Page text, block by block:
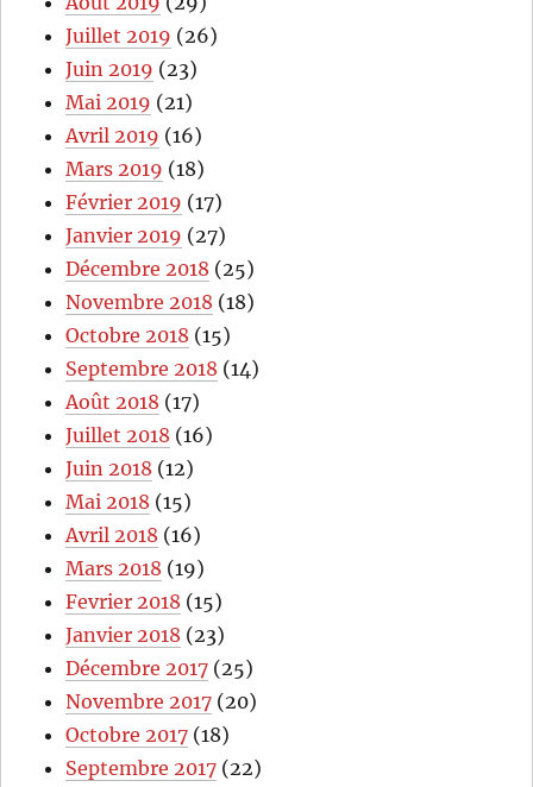
Juillet 2019 (26)
Juin 2019 (23)
Mai 2019 (21)
Avril 2019 (16)
Mars 2019 (18)
Février 2019 (17)
Janvier 2019 (27)
Décembre 2018 (25)
Novembre 2018 (18)
Octobre 2018 (15)
Septembre 2018 (14)
Août 2018 (17)
Juillet 2018 (16)
Juin 2018 (12)
Mai 2018 (15)
Avril 2018 (16)
Mars 2018 (19)
Fevrier 2018 (15)
Janvier 2018 (23)
Décembre 2017 (25)
Novembre 2017 (20)
Octobre 2017 (18)
Septembre 2017 (22)